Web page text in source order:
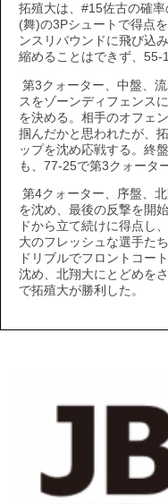
拓殖大は、#15佐古の確
(舞)の3Pシュートで得点
ンスリバウンドに飛び込
縮めることはできず、55-
第3クォーター、中盤、
スをゾーンディフェンス
を決める。相手のオフェ
掴んだかと思われたが、
ップを沈め応戦する。終
も、77-25で第3クォータ
第4クォーター、序盤、
を沈め、最後の反撃を開
ドから立て続けに得点し
大のフレッシュな選手た
ドリブルでフロントコー
沈め、北翔大にとどめを
で拓殖大が勝利した。